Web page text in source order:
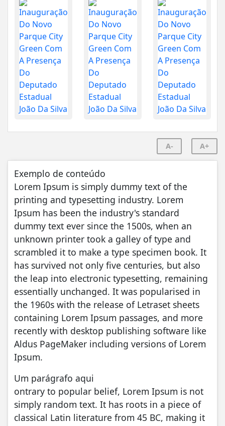
A- A+
Exemplo de conteúdo
Lorem Ipsum is simply dummy text of the
printing and typesetting industry. Lorem
Ipsum has been the industry's standard
dummy text ever since the 1500s, when an
unknown printer took a galley of type and
scrambled it to make a type specimen book. It
has survived not only five centuries, but also
the leap into electronic typesetting, remaining
essentially unchanged. It was popularised in
the 1960s with the release of Letraset sheets
containing Lorem Ipsum passages, and more
recently with desktop publishing software like
Aldus PageMaker including versions of Lorem
Ipsum.
Um parágrafo aqui
ontrary to popular belief, Lorem Ipsum is not
simply random text. It has roots in a piece of
classical Latin literature from 45 BC, making it